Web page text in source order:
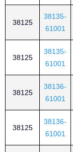
38125
38135-
61001
38125
38135-
61001
38125
38136-
61001
38125
38136-
61001